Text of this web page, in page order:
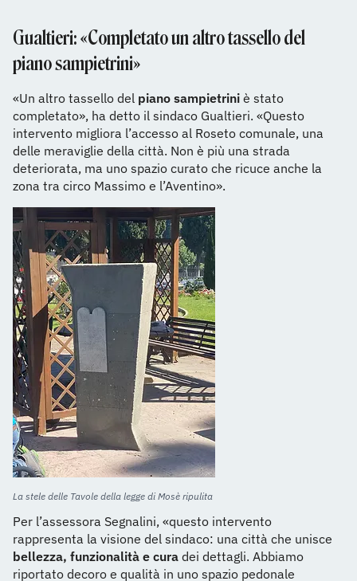
Gualtieri: «Completato un altro tassello del
piano sampietrini»
«Un altro tassello del piano sampietrini è stato
completato», ha detto il sindaco Gualtieri. «Questo
intervento migliora l’accesso al Roseto comunale, una
delle meraviglie della città. Non è più una strada
deteriorata, ma uno spazio curato che ricuce anche la
zona tra circo Massimo e l’Aventino».
La stele delle Tavole della legge di Mosè ripulita
Per l’assessora Segnalini, «questo intervento
rappresenta la visione del sindaco: una città che unisce
bellezza, funzionalità e cura dei dettagli. Abbiamo
riportato decoro e qualità in uno spazio pedonale